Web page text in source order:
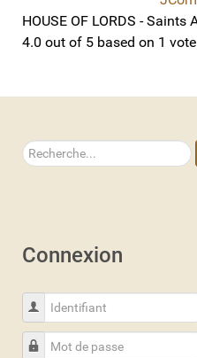
HOUSE OF LORDS -
4.0 out of 5 based on 1 vote
Rechercher
Connexion
Identifiant
Mot de passe